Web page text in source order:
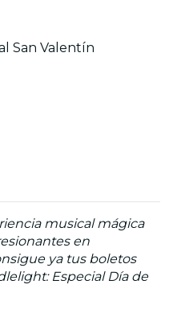
San Valentín
musical mágica
en
ya tus boletos
Especial Día de